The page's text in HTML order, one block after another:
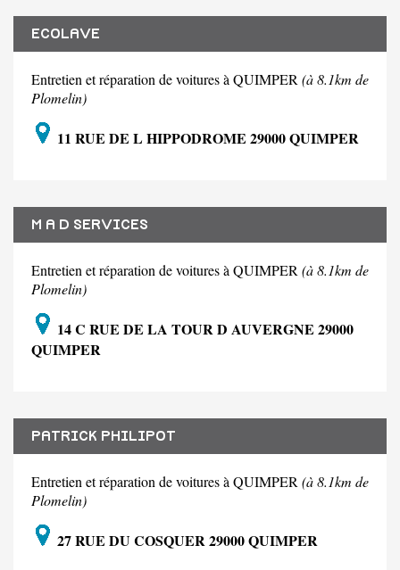
ECOLAVE
Entretien et réparation de voitures à QUIMPER(à 8.1km de
Plomelin)
11 RUE DE L HIPPODROME 29000 QUIMPER
M A D SERVICES
Entretien et réparation de voitures à QUIMPER(à 8.1km de
Plomelin)
14 C RUE DE LA TOUR D AUVERGNE 29000
QUIMPER
PATRICK PHILIPOT
Entretien et réparation de voitures à QUIMPER(à 8.1km de
Plomelin)
27 RUE DU COSQUER 29000 QUIMPER